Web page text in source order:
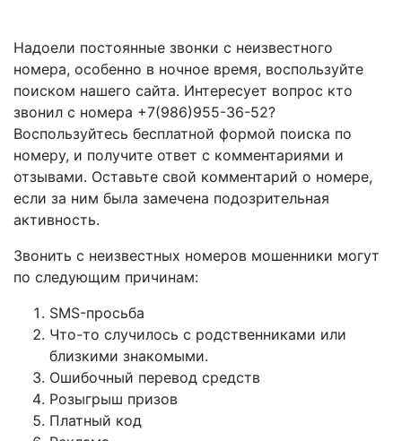
Надоели постоянные звонки с неизвестного
номера, особенно в ночное время, воспользуйте
поиском нашего сайта. Интересует вопрос кто
звонил с номера +7(986)955-36-52?
Воспользуйтесь бесплатной формой поиска по
номеру, и получите ответ с комментариями и
отзывами. Оставьте свой комментарий о номере,
если за ним была замечена подозрительная
активность.
Звонить с неизвестных номеров мошенники могут
по следующим причинам:
SMS-просьба
Что-то случилось с родственниками или
близкими знакомыми.
Ошибочный перевод средств
Розыгрыш призов
Платный код